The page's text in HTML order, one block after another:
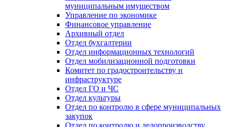
муниципальным имуществом
Управление по экономике
Финансовое управление
Архивный отдел
Отдел бухгалтерии
Отдел информационных технологий
Отдел мобилизационной подготовки
Комитет по градостроительству и
инфраструктуре
Отдел ГО и ЧС
Отдел культуры
Отдел по контролю в сфере муниципальных
закупок
Отдел по контролю и делопроизводству